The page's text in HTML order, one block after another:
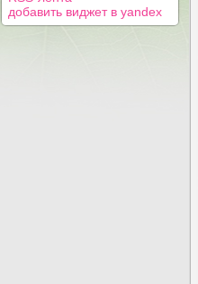
добавить виджет в yandex